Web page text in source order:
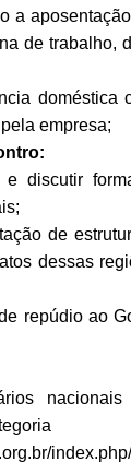
a
de trabalho,
doméstica
empresa;
e discutir
de
dessas
repúdio ao